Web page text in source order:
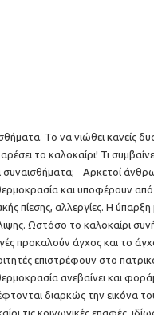
Το να νιώθει κανείς
το καλοκαίρι! Τι
συναισθήματα; Αρκετοί
και υποφέρουν
πίεσης, αλλεργίες. Η ύπαρξη
Ωστόσο το καλοκαίρι
προκαλούν άγχος και το
επιστρέφουν στο
ανεβαίνει και
διαρκώς την εικόνα
τις κοινωνικές επαφές,